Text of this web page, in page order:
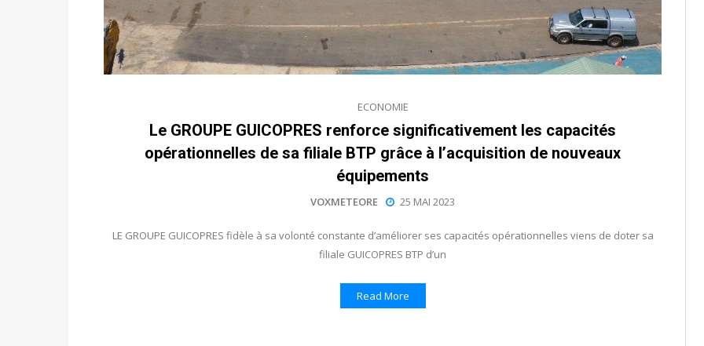
ECONOMIE
Le GROUPE GUICOPRES renforce significativement les capacités
opérationnelles de sa filiale BTP grâce à l’acquisition de nouveaux
équipements
VOXMETEORE 25 MAI 2023
LE GROUPE GUICOPRES fidèle à sa volonté constante d’améliorer ses capacités opérationnelles viens de doter sa
filiale GUICOPRES BTP d’un
Read More